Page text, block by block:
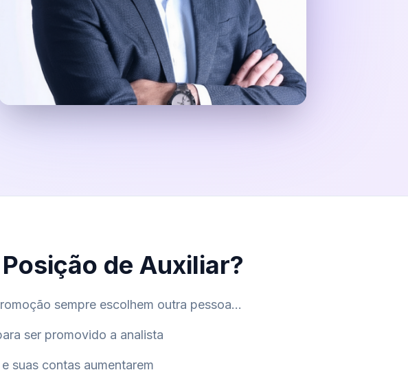
de Auxiliar?
sempre escolhem outra pessoa...
ser promovido a analista
suas contas aumentarem